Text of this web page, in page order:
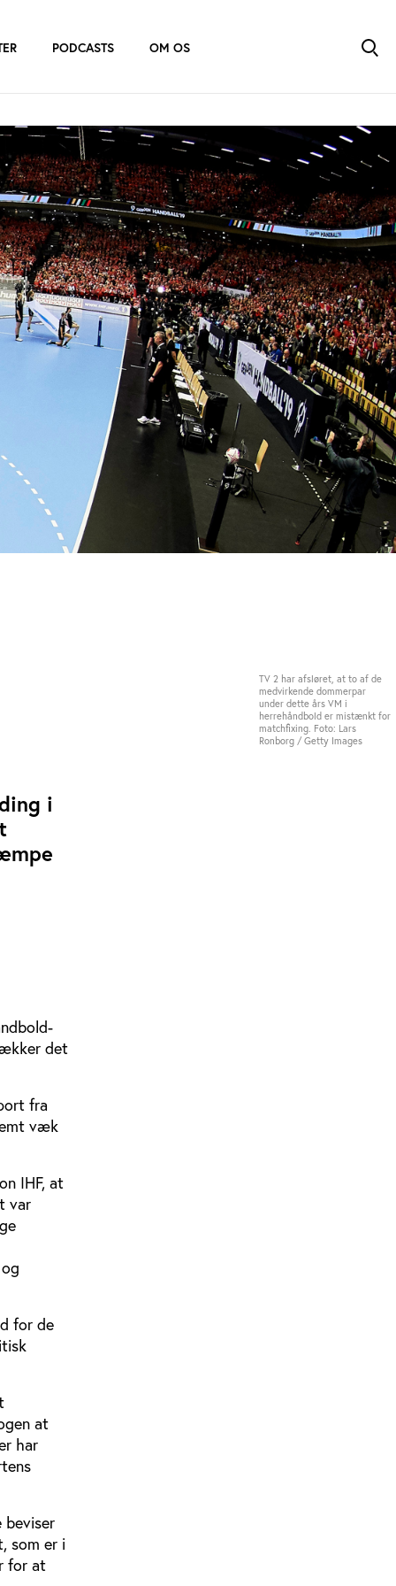
PODCASTS OM OS
TV 2 har afsløret, at to af de
medvirkende dommerpar
under dette års VM i
herrehåndbold er mistænkt for
matchfixing. Foto: Lars
Ronborg / Getty Images
i
det
fra
væk
IHF, at
var
for de
at
har
beviser
som er i
for at